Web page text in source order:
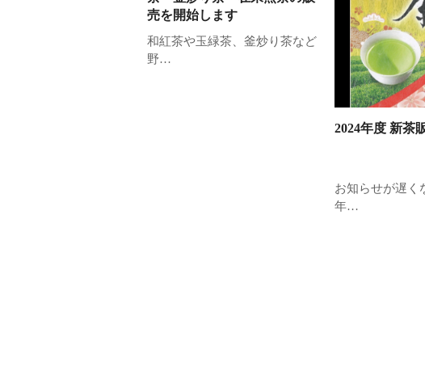
売を開始します
和紅茶や玉緑茶、釜炒り茶など
野…
2024年度 新茶
お知らせが遅く
年…